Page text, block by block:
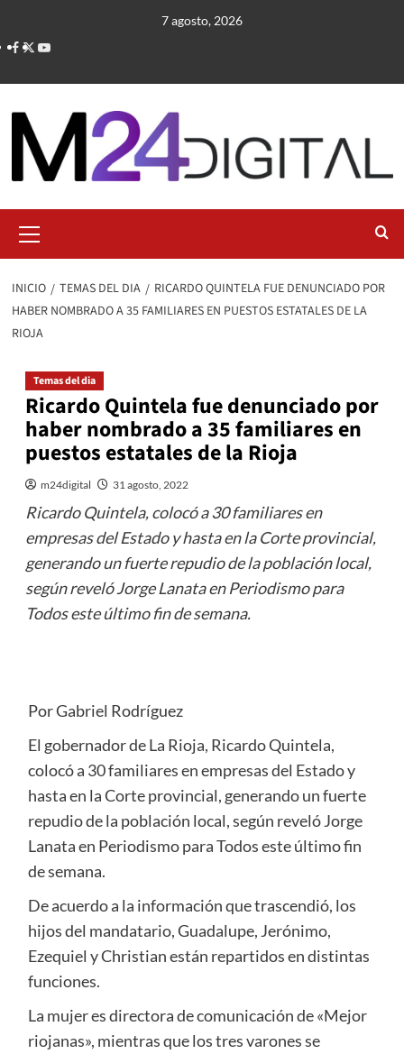
contenido
7 agosto, 2026
primario
INICIO TEMAS DEL DIA
RICARDO QUINTELA FUE DENUNCIADO POR
HABER NOMBRADO A 35 FAMILIARES EN PUESTOS ESTATALES DE LA
RIOJA
Temas del dia
Ricardo Quintela fue denunciado por
haber nombrado a 35 familiares en
puestos estatales de la Rioja
m24digital 31 agosto, 2022
Ricardo Quintela, colocó a 30 familiares en
empresas del Estado y hasta en la Corte provincial,
generando un fuerte repudio de la población local,
según reveló Jorge Lanata en Periodismo para
Todos este último fin de semana.
Por Gabriel Rodríguez
El gobernador de La Rioja, Ricardo Quintela,
colocó a 30 familiares en empresas del Estado y
hasta en la Corte provincial, generando un fuerte
repudio de la población local, según reveló Jorge
Lanata en Periodismo para Todos este último fin
de semana.
De acuerdo a la información que trascendió, los
hijos del mandatario, Guadalupe, Jerónimo,
Ezequiel y Christian están repartidos en distintas
funciones.
La mujer es directora de comunicación de «Mejor
riojanas», mientras que los tres varones se